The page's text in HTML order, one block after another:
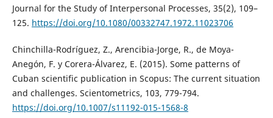
Journal for the Study of Interpersonal Processes, 35(2), 109–
125. https://doi.org/10.1080/00332747.1972.11023706
Chinchilla-Rodríguez, Z., Arencibia-Jorge, R., de Moya-
Anegón, F. y Corera-Álvarez, E. (2015). Some patterns of
Cuban scientific publication in Scopus: The current situation
and challenges. Scientometrics, 103, 779-794.
https://doi.org/10.1007/s11192-015-1568-8